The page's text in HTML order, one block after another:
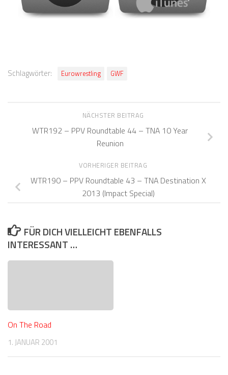
Schlagwörter: Eurowrestling GWF
NÄCHSTER BEITRAG
WTR192 – PPV Roundtable 44 – TNA 10 Year
Reunion
VORHERIGER BEITRAG
WTR190 – PPV Roundtable 43 – TNA Destination X
2013 (Impact Special)
FÜR DICH VIELLEICHT EBENFALLS
INTERESSANT …
On The Road
1. JANUAR 2001